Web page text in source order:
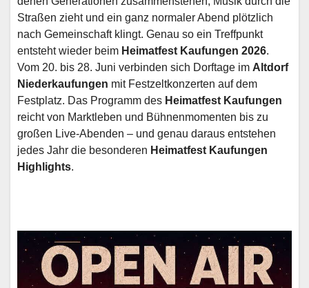
Straßen zieht und ein ganz normaler Abend plötzlich
nach Gemeinschaft klingt. Genau so ein Treffpunkt
entsteht wieder beim Heimatfest Kaufungen 2026.
Vom 20. bis 28. Juni verbinden sich Dorftage im Altdorf
Niederkaufungen mit Festzeltkonzerten auf dem
Festplatz. Das Programm des Heimatfest Kaufungen
reicht von Marktleben und Bühnenmomenten bis zu
großen Live-Abenden – und genau daraus entstehen
jedes Jahr die besonderen Heimatfest Kaufungen
Highlights.